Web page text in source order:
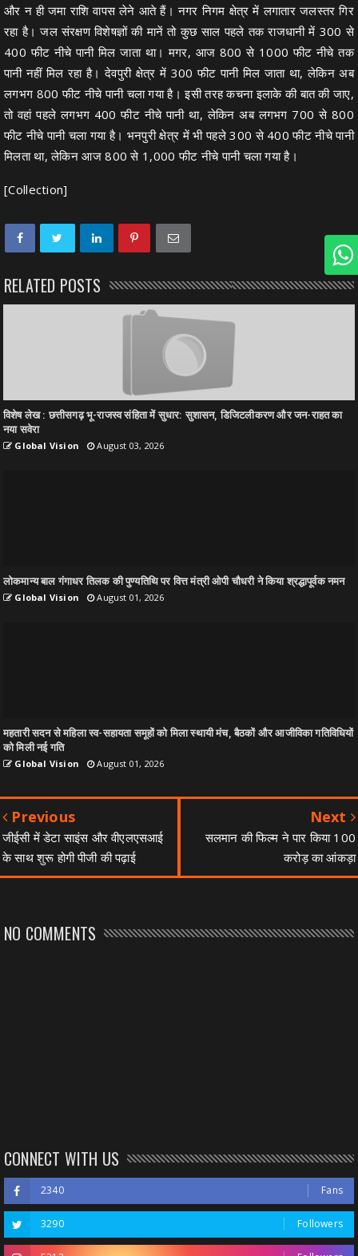
और न ही जमा राशि वापस लेने आते हैं। नगर निगम क्षेत्र में लगातार जलस्तर गिर
रहा है। जल संरक्षण विशेषज्ञों की मानें तो कुछ साल पहले तक राजधानी में 300 से
400 फीट नीचे पानी मिल जाता था। मगर, आज 800 से 1000 फीट नीचे तक
पानी नहीं मिल रहा है। देवपुरी क्षेत्र में 300 फीट पानी मिल जाता था, लेकिन अब
लगभग 800 फीट नीचे पानी चला गया है। इसी तरह कचना इलाके की बात की जाए,
तो वहां पहले लगभग 400 फीट नीचे पानी था, लेकिन अब लगभग 700 से 800
फीट नीचे पानी चला गया है। भनपुरी क्षेत्र में भी पहले 300 से 400 फीट नीचे पानी
मिलता था, लेकिन आज 800 से 1,000 फीट नीचे पानी चला गया है।
[Collection]
RELATED POSTS
विशेष लेख : छत्तीसगढ़ भू-राजस्व संहिता में सुधार: सुशासन, डिजिटलीकरण और जन-राहत का
नया सवेरा
Global Vision August 03, 2026
लोकमान्य बाल गंगाधर तिलक की पुण्यतिथि पर वित्त मंत्री ओपी चौधरी ने किया श्रद्धापूर्वक नमन
Global Vision August 01, 2026
महतारी सदन से महिला स्व-सहायता समूहों को मिला स्थायी मंच, बैठकों और आजीविका गतिविधियों
को मिली नई गति
Global Vision August 01, 2026
Previous
जीईसी में डेटा साइंस और वीएलएसआई
के साथ शुरू होगी पीजी की पढ़ाई
Next
सलमान की फिल्म ने पार किया 100
करोड़ का आंकड़ा
NO COMMENTS
CONNECT WITH US
2340 Fans
3290 Followers